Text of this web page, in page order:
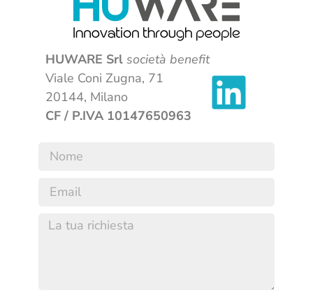
HUWARE Srl società benefit
Viale Coni Zugna, 71
20144, Milano
CF / P.IVA 10147650963